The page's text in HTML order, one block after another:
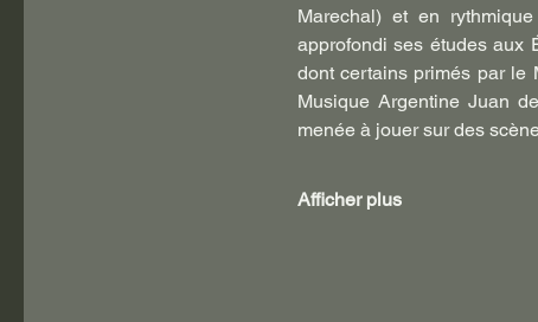
Marechal) et en
approfondi ses études aux
dont certains primés par le
Musique Argentine Juan
menée à jouer sur des
Afficher plus